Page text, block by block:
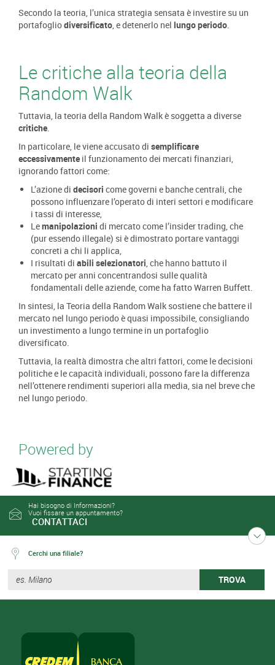
Secondo la teoria, l’unica strategia sensata è investire su un
portafogliodiversificato , e detenerlo nel lungo periodo
Le critiche alla teoria della
Random Walk
Tuttavia, la teoria della Random Walk è soggetta a diverse
critiche
In particolare, le viene accusato di semplificare
eccessivamente il funzionamento dei mercati finanziari,
ignorando fattori come:
L’azione di decisori come governi e banche centrali, che
possono influenzare l’operato di interi settori e modificare
i tassi di interesse,
Lemanipolazioni di mercato come l’insider trading, che
(pur essendo illegale) si è dimostrato portare vantaggi
concreti a chi li applica,
I risultati di abili selezionatori , che hanno battuto il
mercato per anni concentrandosi sulle qualità
fondamentali delle aziende, come ha fatto Warren Buffett.
In sintesi, la Teoria della Random Walk sostiene che battere il
mercato nel lungo periodo è quasi impossibile, consigliando
un investimento a lungo termine in un portafoglio
diversificato.
Tuttavia, la realtà dimostra che altri fattori, come le decisioni
politiche e le capacità individuali, possono fare la differenza
nell’ottenere rendimenti superiori alla media, sia nel breve che
nel lungo periodo.
Powered by
Hai bisogno di Informazioni?
Vuoi fissare un appuntamento?
CONTATTACI
Cerchi una filiale?
TROVA